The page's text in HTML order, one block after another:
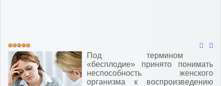
Под термином
«бесплодие» принято понимать
неспособность женского
организма к воспроизведению